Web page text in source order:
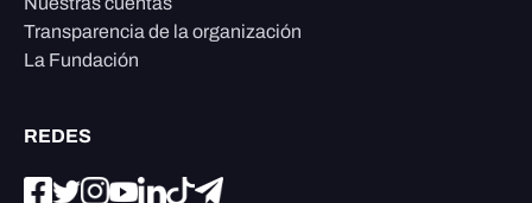
Transparencia de la organización
La Fundación
REDES